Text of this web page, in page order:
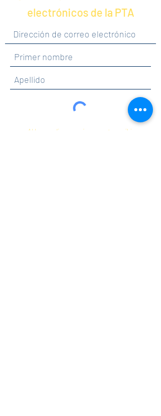
electrónicos de la PTA
Al hacer clic en enviar, acepta recibir